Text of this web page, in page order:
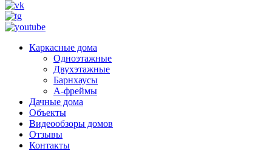
Каркасные дома
Одноэтажные
Двухэтажные
Барнхаусы
А-фреймы
Дачные дома
Объекты
Видеообзоры домов
Отзывы
Контакты